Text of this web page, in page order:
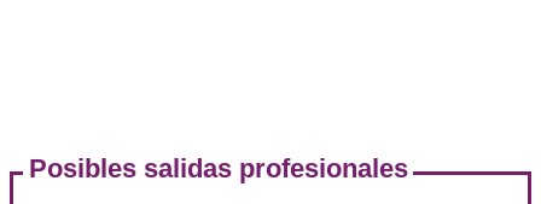
Instructor de cursos sobre conducción responsable